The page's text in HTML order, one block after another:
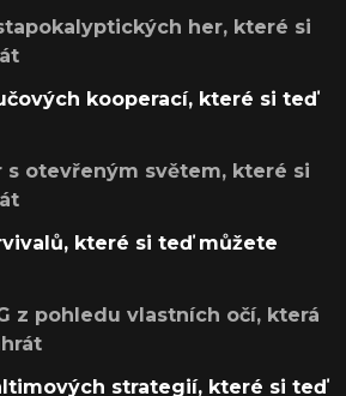
her, které si
kooperací, které si teď
s otevřeným světem, které si
které si teď můžete
z pohledu vlastních očí, která
strategií, které si teď